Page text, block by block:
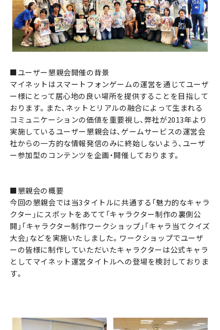
■ユーザー懇親会開催の背景
マイネットはスマートフォンゲームの運営を通じてユーザ
ー様にとって居心地の良い場所を提供することを目指して
おります。また、ネットとリアルの融合によって生まれる
コミュニケーションの価値を重要視し、弊社が2013年より
実施しているユーザー懇親会は、ゲームサービスの運営会
社からの一方的な情報発信のみに終始しないよう、ユーザ
ー参加型のコンテンツを企画・開催しております。
■懇親会の概要
今回の懇親会では当3タイトルに共通する「魅力的なキャラ
クター」にスポットをあてて「キャラクター制作の裏側公
開」「キャラクター制作ワークショップ」「キャラ当てクイズ
大会」などを実施いたしました。ワークショップでユーザ
ーの皆様に制作していただいたキャラクターは公式キャラ
としてマイネット運営タイトルへの登場を検討しておりま
す。